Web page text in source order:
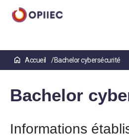
contenu
Accueil Bachelor cybersécurité
Bachelor
Informations